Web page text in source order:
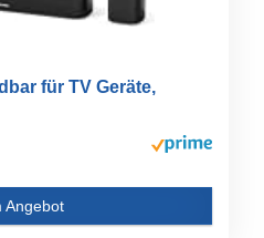
für TV Geräte,
Angebot